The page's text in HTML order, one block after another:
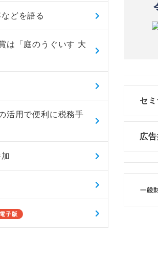
どを語る
は「庭のうぐいす 大
活用で便利に税務手
電子版
セ
広